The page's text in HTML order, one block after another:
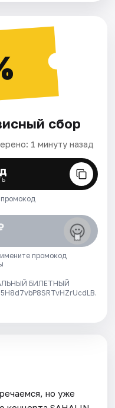
сбор
1 минуту назад
промокод
БИЛЕТНЫЙ
но уже